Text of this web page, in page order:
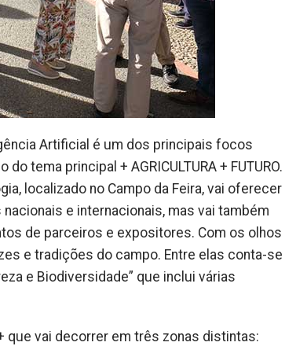
Artificial é um dos principais focos
tema principal + AGRICULTURA + FUTURO.
localizado no Campo da Feira, vai oferecer
e internacionais, mas vai também
de parceiros e expositores. Com os olhos
e tradições do campo. Entre elas conta-se
e Biodiversidade” que inclui várias
que vai decorrer em três zonas distintas: